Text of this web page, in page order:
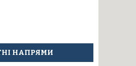
верстатів
механізмів з
структурою.
НАПРЯМИ